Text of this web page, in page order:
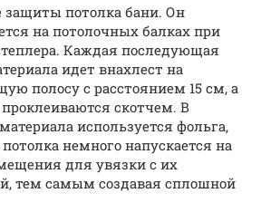
защиты потолка бани. Он
на потолочных балках при
Каждая последующая
идет внахлест на
полосу с расстоянием 15 см, а
скотчем. В
используется фольга,
потолка немного напускается на
для увязки с их
тем самым создавая сплошной